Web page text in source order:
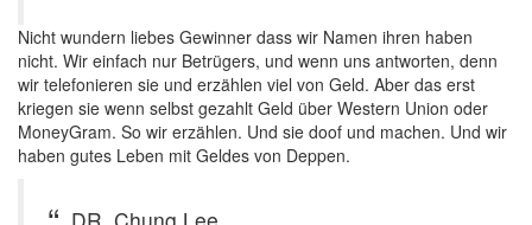
Nicht wundern liebes Gewinner dass wir Namen ihren haben
nicht. Wir einfach nur Betrügers, und wenn uns antworten, denn
wir telefonieren sie und erzählen viel von Geld. Aber das erst
kriegen sie wenn selbst gezahlt Geld über Western Union oder
MoneyGram. So wir erzählen. Und sie doof und machen. Und wir
haben gutes Leben mit Geldes von Deppen.